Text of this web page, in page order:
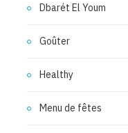
Dbarét El Youm
Goûter
Healthy
Menu de fêtes